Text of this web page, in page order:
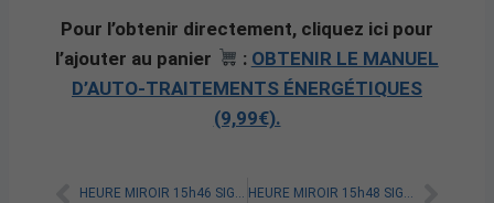
Pour l’obtenir directement, cliquez ici pour
l’ajouter au panier
: OBTENIR LE MANUEL
D’AUTO-TRAITEMENTS ÉNERGÉTIQUES
(9,99€).
HEURE MIROIR 15h46 SIGNIFICATION SPIRITUELLE [A LIRE] HEURE MIROIR 15h48 SIGNIFICATION SPIRITUELLE [A LIRE]